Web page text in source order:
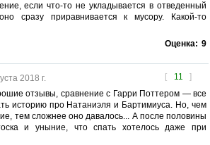
если что-то не укладывается в отведенный
сразу приравнивается к мусору. Какой-то
Оценка: 9
[ 11 ]
2018 г.
отзывы, сравнение с Гарри Поттером — все
историю про Натаниэля и Бартимиуса. Но, чем
тем сложнее оно давалось... А после половины
и уныние, что спать хотелось даже при